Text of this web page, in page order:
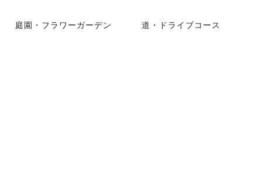
庭園・フラワーガーデン 道・ドライブコース